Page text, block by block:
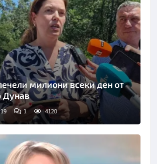
милиони всеки ден от
Дунав
1 4120